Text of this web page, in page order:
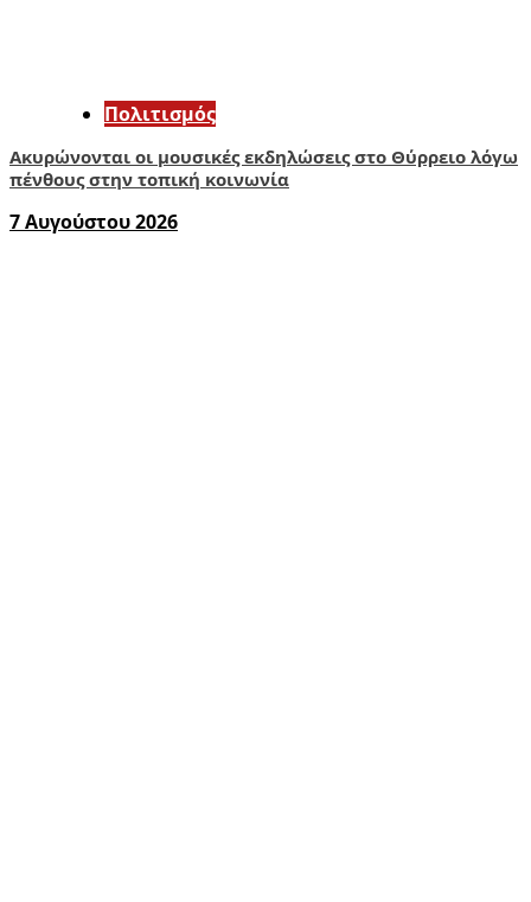
Πολιτισμός
Ακυρώνονται οι μουσικές εκδηλώσεις στο Θύρρειο λόγω
πένθους στην τοπική κοινωνία
7 Αυγούστου 2026